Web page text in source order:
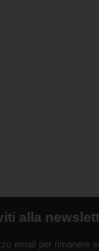
alla
email per rimanere